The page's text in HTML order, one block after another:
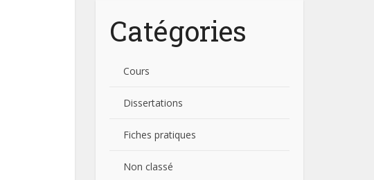
Catégories
Cours
Dissertations
Fiches pratiques
Non classé